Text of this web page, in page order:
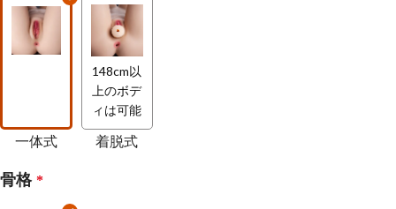
一体式
148cm以
上のボデ
ィは可能
着脱式
骨格 *